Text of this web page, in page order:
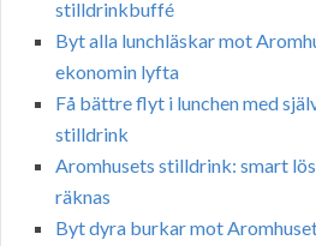
stilldrinkbuffé
Byt alla lunchläskar mot
ekonomin lyfta
Få bättre flyt i lunchen med
stilldrink
Aromhusets stilldrink: smart
räknas
Byt dyra burkar mot